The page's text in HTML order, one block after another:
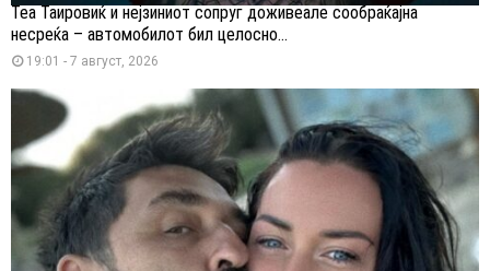
Теа Таировиќ и нејзиниот сопруг доживеале сообраќајна
несреќа – автомобилот бил целосно...
19:01 - 7 август, 2026